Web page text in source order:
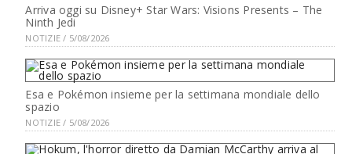
Arriva oggi su Disney+ Star Wars: Visions Presents – The
Ninth Jedi
NOTIZIE / 5/08/2026
Esa e Pokémon insieme per la settimana mondiale dello
spazio
NOTIZIE / 5/08/2026